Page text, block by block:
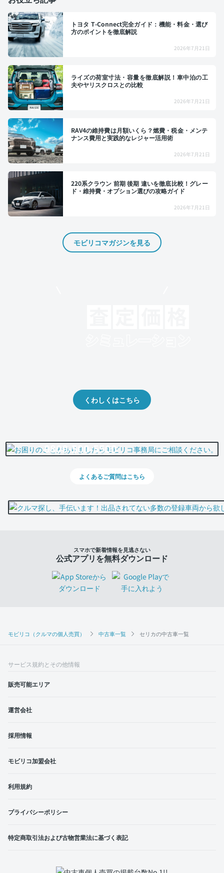
モビリコ（クルマの個人売買） 中古車一覧 セリカの中古車一覧
トヨタ T-Connect完全ガイド：機能・料金・選び
方のポイントを徹底解説
2026年7月21日
ライズの荷室寸法・容量を徹底解説！車中泊の工
夫やヤリスクロスとの比較
2026年7月21日
RAV4の維持費は月額いくら？燃費・税金・メンテ
ナンス費用と実践的なレジャー活用術
2026年7月21日
220系クラウン 前期 後期 違いを徹底比較！グレー
ド・維持費・オプション選びの攻略ガイド
2026年7月21日
モビリコマガジンを見る
くわしくはこちら
0800-500-5500
よくあるご質問はこちら
スマホで新着情報を見逃さない
公式アプリを無料ダウンロード
サービス規約とその他情報
販売可能エリア
運営会社
採用情報
モビリコ加盟会社
利用規約
プライバシーポリシー
特定商取引法および古物営業法に基づく表記